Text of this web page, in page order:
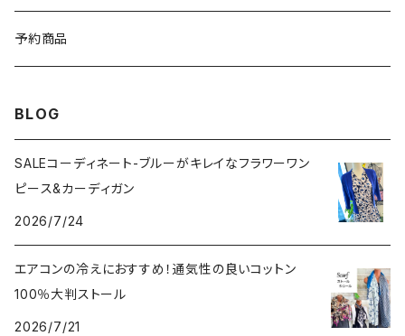
ブレスレット・バングル
予約商品
BLOG
SALEコーディネート-ブルーがキレイなフラワーワン
ピース&カーディガン
2026/7/24
エアコンの冷えにおすすめ！通気性の良いコットン
100％大判ストール
2026/7/21